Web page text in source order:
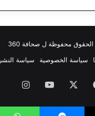
محفوظة ل صحافة 360
سياسة الخصوصية سياسة النشر
فيسبوك ‫YouTube